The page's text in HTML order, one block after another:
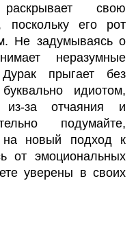
свою
поскольку его рот
Не задумываясь о
неразумные
прыгает без
идиотом,
за отчаяния и
подумайте,
на новый подход к
от эмоциональных
уверены в своих